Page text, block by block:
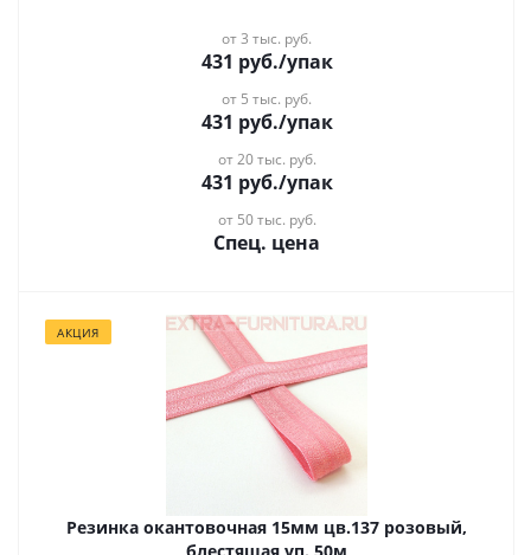
от 3 тыс. руб.
431 руб./упак
от 5 тыс. руб.
431 руб./упак
от 20 тыс. руб.
431 руб./упак
от 50 тыс. руб.
Спец. цена
АКЦИЯ
Резинка окантовочная 15мм цв.137 розовый,